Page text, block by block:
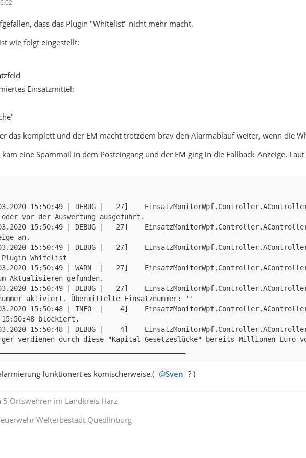
dass das Plugin "Whitelist" nicht mehr macht.
wie folgt eingestellt:
Einsatzmittel:
das komplett und der EM macht trotzdem brav den Alarmablauf weiter, wenn die
kam eine Spammail in dem Posteingang und der EM ging in die Fallback-Anzeige.
15:50:49 | DEBUG |   27]
15:50:49 | DEBUG |   27]
15:50:49 | DEBUG |   27]
15:50:49 | WARN  |   27]
15:50:49 | DEBUG |   27]
15:50:48 | INFO  |    4]
15:50:48 | DEBUG |    4]
funktionert es komischerweise.( Sven ? )
Ortswehren im Landkreis Harz
Welterbestadt Quedlinburg